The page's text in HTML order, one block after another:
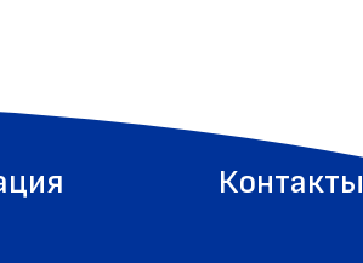
Контакты